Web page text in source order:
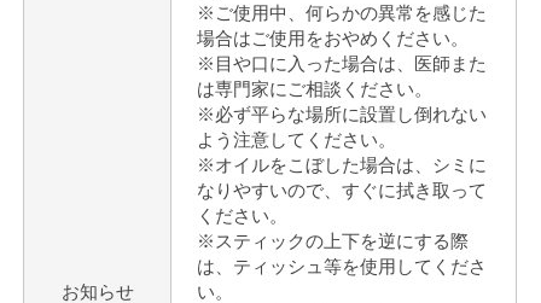
お知らせ
※ご使用中、何らかの異常を感じた
場合はご使用をおやめください。
※目や口に入った場合は、医師また
は専門家にご相談ください。
※必ず平らな場所に設置し倒れない
よう注意してください。
※オイルをこぼした場合は、シミに
なりやすいので、すぐに拭き取って
ください。
※スティックの上下を逆にする際
は、ティッシュ等を使用してくださ
い。